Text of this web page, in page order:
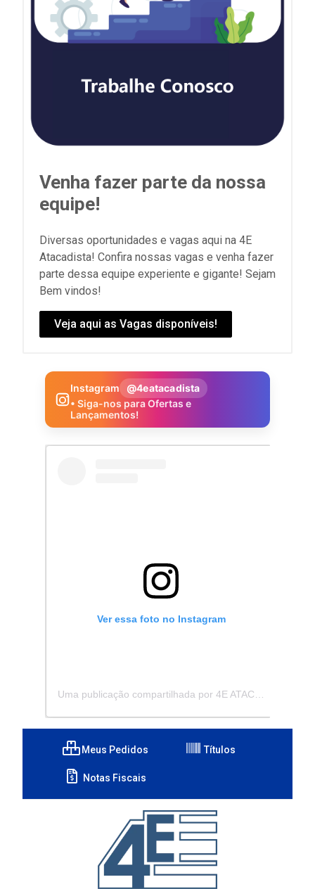
Venha fazer parte da nossa
equipe!
Diversas oportunidades e vagas aqui na 4E
Atacadista! Confira nossas vagas e venha fazer
parte dessa equipe experiente e gigante! Sejam
Bem vindos!
Veja aqui as Vagas disponíveis!
Instagram
@4eatacadista
• Siga-nos para Ofertas e
Lançamentos!
Ver essa foto no Instagram
Meus Pedidos Títulos
Notas Fiscais